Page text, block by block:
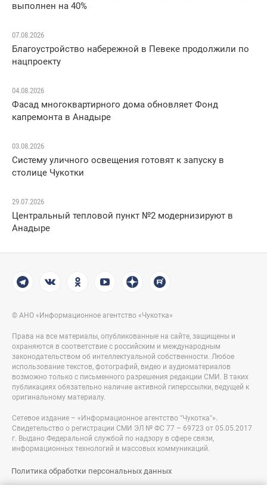
выполнен на 40%
07.08.2026
Благоустройство набережной в Певеке продолжили по
нацпроекту
04.08.2026
Фасад многоквартирного дома обновляет Фонд
капремонта в Анадыре
03.08.2026
Систему уличного освещения готовят к запуску в
столице Чукотки
29.07.2026
Центральный тепловой пункт №2 модернизируют в
Анадыре
© АНО «Информационное агентство «Чукотка»
Права на все материалы, опубликованные на сайте, защищены и
охраняются в соответствие с российским и международным
законодательством об интеллектуальной собственности. Любое
использование текстов, фотографий, видео и аудиоматериалов
возможно только с письменного разрешения редакции СМИ. В таких
публикациях обязательно наличие активной гиперссылки, ведущей к
оригинальному материалу.
Сетевое издание – «Информационное агентство "Чукотка"».
Свидетельство о регистрации СМИ ЭЛ № ФС 77 – 69723 от 05.05.2017
г. Выдано Федеральной службой по надзору в сфере связи,
информационных технологий и массовых коммуникаций.
Политика обработки персональных данных